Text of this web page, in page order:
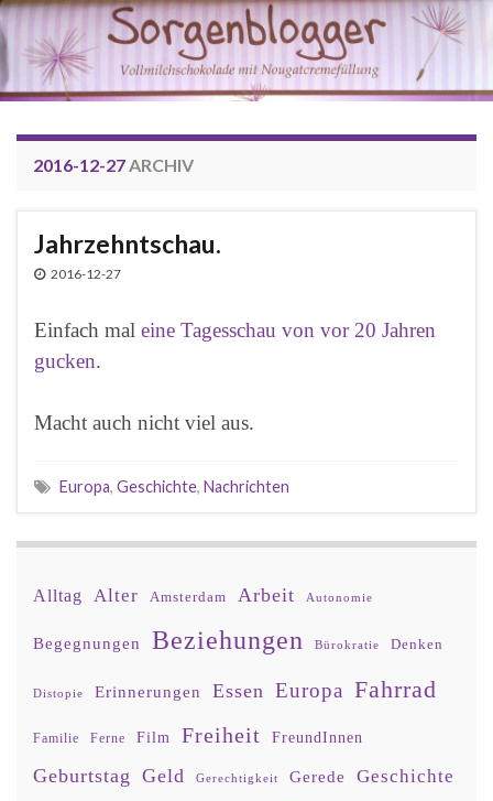
2016-12-27ARCHIV
Jahrzehntschau.
2016-12-27
Einfach mal eine Tagesschau von vor 20 Jahren
gucken.
Macht auch nicht viel aus.
Europa, Geschichte, Nachrichten
Alltag Alter Amsterdam Arbeit Autonomie
Begegnungen Beziehungen Bürokratie Denken
Distopie Erinnerungen Essen Europa Fahrrad
Familie Ferne Film Freiheit FreundInnen
Geburtstag Geld Gerechtigkeit Gerede Geschichte